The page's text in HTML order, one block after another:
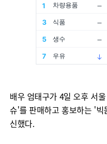
배우 엄태구가 4일 오후 서
슈'를 판매하고 홍보하는 '
신했다.